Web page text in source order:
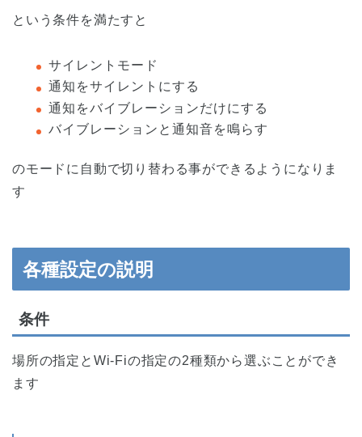
という条件を満たすと
サイレントモード
通知をサイレントにする
通知をバイブレーションだけにする
バイブレーションと通知音を鳴らす
のモードに自動で切り替わる事ができるようになりま
す
各種設定の説明
条件
場所の指定とWi-Fiの指定の2種類から選ぶことができ
ます